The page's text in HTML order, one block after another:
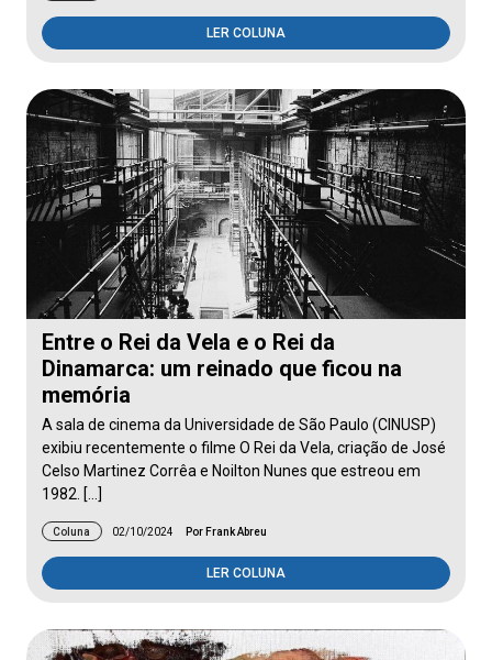
LER COLUNA
Entre o Rei da Vela e o Rei da
Dinamarca: um reinado que ficou na
memória
A sala de cinema da Universidade de São Paulo (CINUSP)
exibiu recentemente o filme O Rei da Vela, criação de José
Celso Martinez Corrêa e Noilton Nunes que estreou em
1982. […]
Coluna 02/10/2024 Por Frank Abreu
LER COLUNA